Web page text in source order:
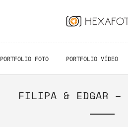
PORTFOLIO FOTO PORTFOLIO VÍDEO
FILIPA & EDGAR –